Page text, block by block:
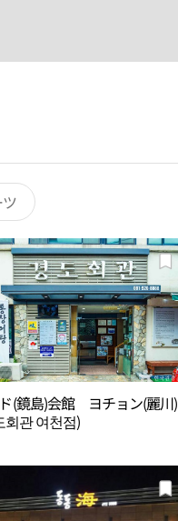
(鏡島)会館 ヨチョン(麗川)
회관 여천점)